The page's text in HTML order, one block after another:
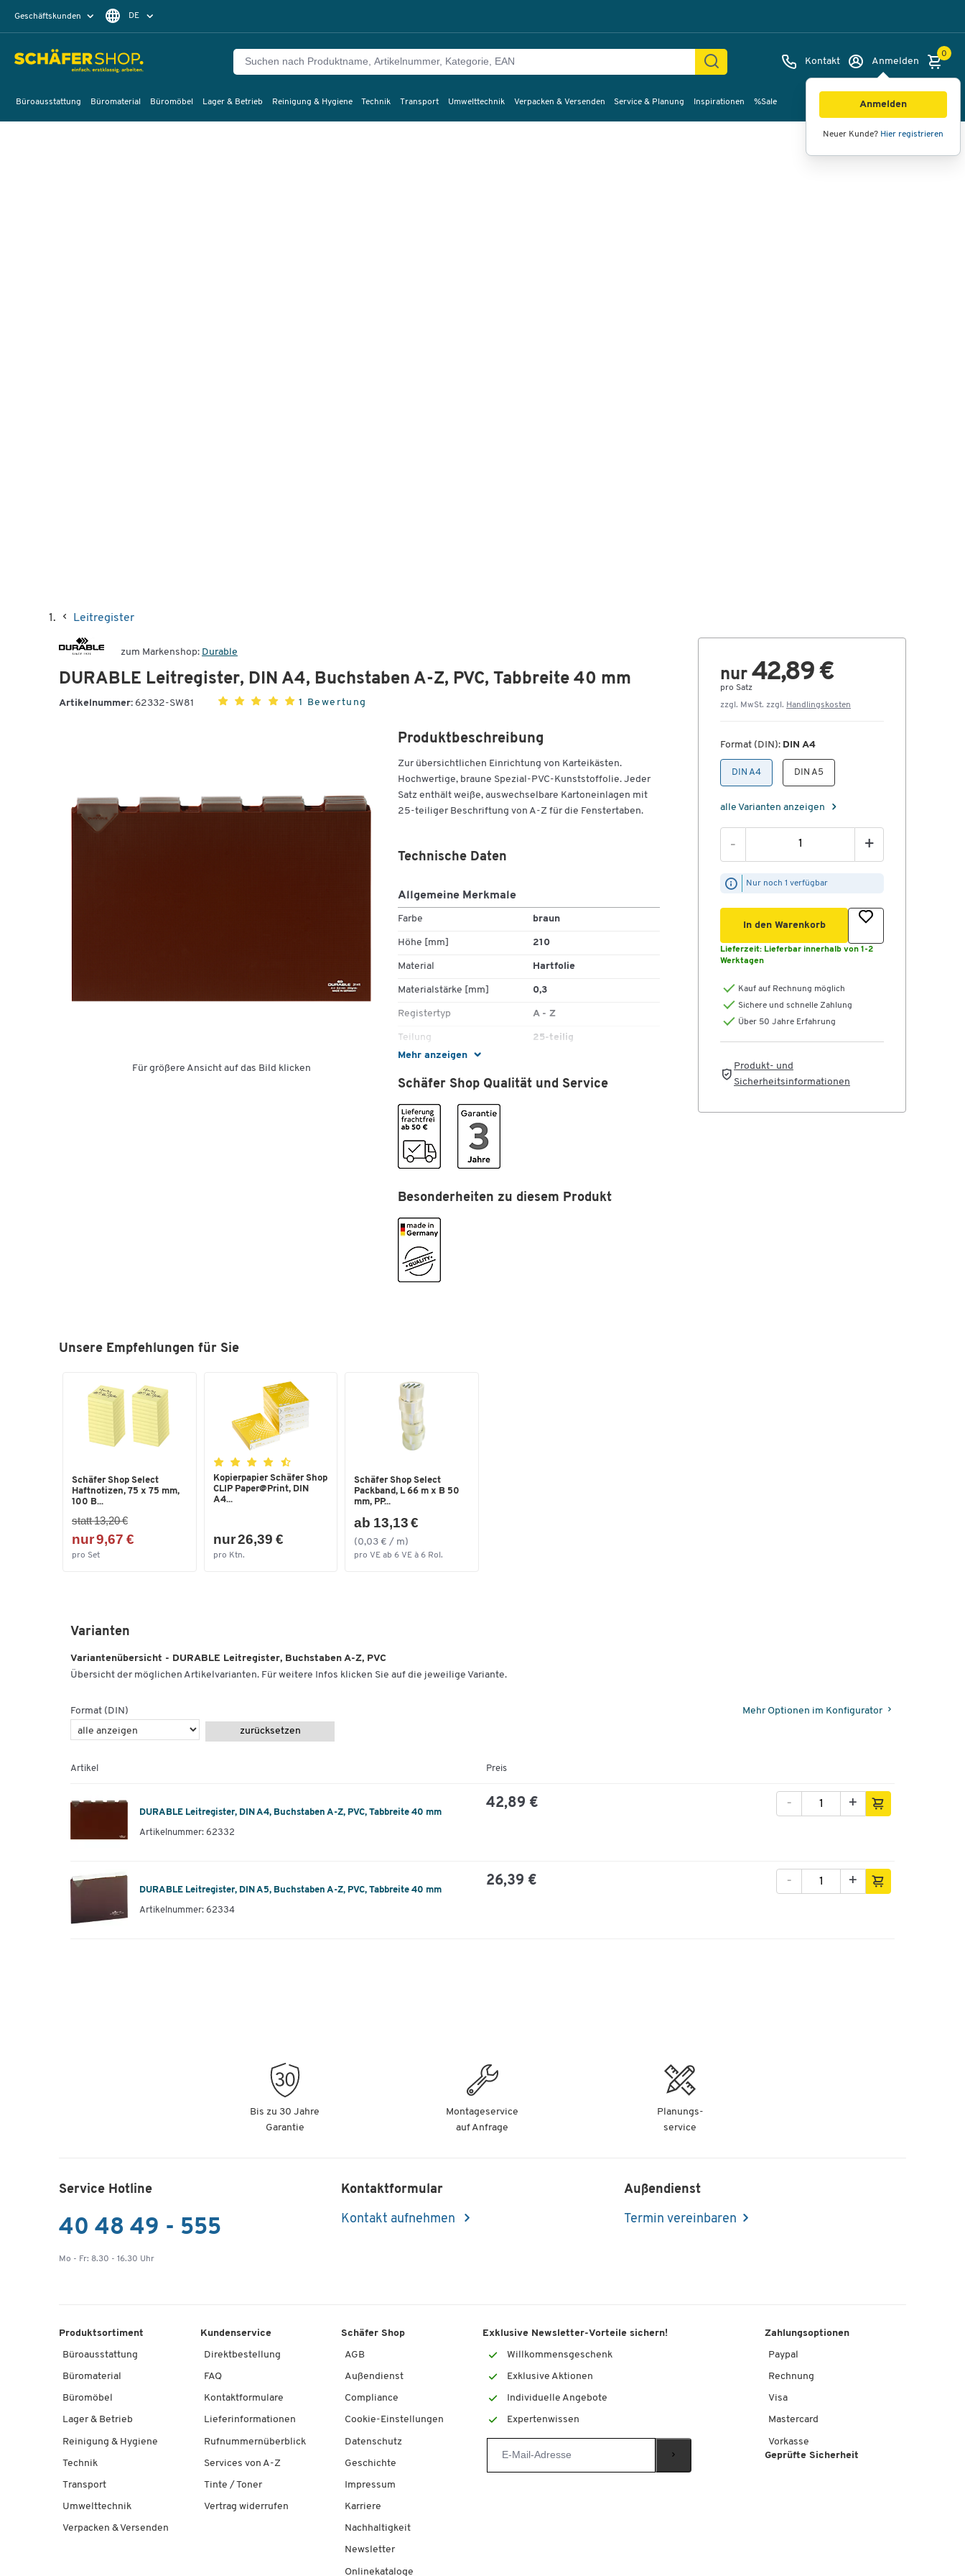
Geschäftskunden DE
Kontakt Anmelden
Anmelden
Neuer Kunde? Hier registrieren
0
Büroausstattung Büromaterial Büromöbel Lager & Betrieb Reinigung & Hygiene Technik Transport Umwelttechnik Verpacken & Versenden Service & Planung Inspirationen %Sale
Leitregister
zum Markenshop: Durable
DURABLE Leitregister, DIN A4, Buchstaben A-Z, PVC, Tabbreite 40 mm
Artikelnummer: 62332-SW81 1 Bewertung
Für größere Ansicht auf das Bild klicken
Produktbeschreibung
Zur übersichtlichen Einrichtung von Karteikästen.
Hochwertige, braune Spezial-PVC-Kunststoffolie. Jeder
Satz enthält weiße, auswechselbare Kartoneinlagen mit
25-teiliger Beschriftung von A-Z für die Fenstertaben.
Mehr anzeigen
Technische Daten
Allgemeine Merkmale
Farbe braun
Höhe [mm] 210
Material Hartfolie
Materialstärke [mm] 0,3
Registertyp A - Z
Teilung 25-teilig
Format (DIN)
Schäfer Shop Qualität und Service
Besonderheiten zu diesem Produkt
nur 42,89 €
pro Satz
zzgl. MwSt. zzgl. Handlingskosten
Format (DIN): DIN A4
DIN A4 DIN A5
alle Varianten anzeigen
- +
Nur noch 1 verfügbar
In den Warenkorb
Lieferzeit: Lieferbar innerhalb von 1-2
Werktagen
Kauf auf Rechnung möglich
Sichere und schnelle Zahlung
Über 50 Jahre Erfahrung
Produkt- und
Sicherheitsinformationen
Unsere Empfehlungen für Sie
Schäfer Shop Select
Haftnotizen, 75 x 75 mm,
100 B...
statt 13,20 €
nur 9,67 €
pro Set
Kopierpapier Schäfer Shop
CLIP Paper@Print, DIN
A4...
nur 26,39 €
pro Ktn.
Schäfer Shop Select
Packband, L 66 m x B 50
mm, PP...
ab 13,13 €
(0,03 € / m)
pro VE ab 6 VE à 6 Rol.
Varianten
Variantenübersicht - DURABLE Leitregister, Buchstaben A-Z, PVC
Übersicht der möglichen Artikelvarianten. Für weitere Infos klicken Sie auf die jeweilige Variante.
Format (DIN)
zurücksetzen
Mehr Optionen im Konfigurator
Artikel Preis
DURABLE Leitregister, DIN A4, Buchstaben A-Z, PVC, Tabbreite 40 mm
Artikelnummer: 62332
42,89 € +
-
DURABLE Leitregister, DIN A5, Buchstaben A-Z, PVC, Tabbreite 40 mm
Artikelnummer: 62334
26,39 € +
-
Bilder Videos 360°-Ansicht
Bis zu 30 Jahre
Garantie
Montageservice
auf Anfrage
Planungs-
service
Service Hotline
40 48 49 - 555
Mo - Fr: 8.30 - 16.30 Uhr
Kontaktformular
Kontakt aufnehmen
Außendienst
Termin vereinbaren
Produktsortiment
Büroausstattung
Büromaterial
Büromöbel
Lager & Betrieb
Reinigung & Hygiene
Technik
Transport
Umwelttechnik
Verpacken & Versenden
Kundenservice
Direktbestellung
FAQ
Kontaktformulare
Lieferinformationen
Rufnummernüberblick
Services von A-Z
Tinte / Toner
Vertrag widerrufen
Schäfer Shop
AGB
Außendienst
Compliance
Cookie-Einstellungen
Datenschutz
Geschichte
Impressum
Karriere
Nachhaltigkeit
Newsletter
Onlinekataloge
Exklusive Newsletter-Vorteile sichern!
Willkommensgeschenk
Exklusive Aktionen
Individuelle Angebote
Expertenwissen
Zahlungsoptionen
Paypal
Rechnung
Visa
Mastercard
Vorkasse
Geprüfte Sicherheit